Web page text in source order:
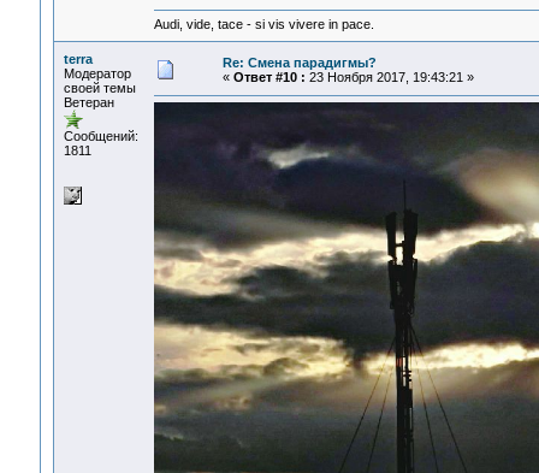
Audi, vide, tace - si vis vivere in pace.
terra
Модератор
своей темы
Ветеран
Сообщений:
1811
Re: Смена парадигмы?
« Ответ #10 : 23 Ноября 2017, 19:43:21 »